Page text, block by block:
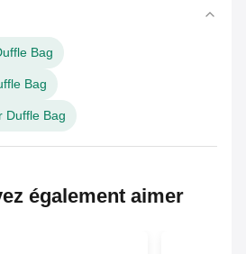
Bag
Bag
Duffle Bag
également aimer